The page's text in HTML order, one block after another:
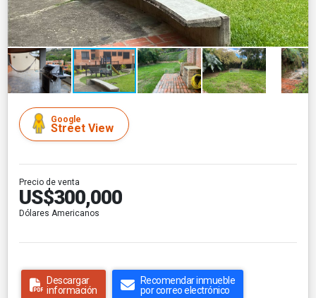
Google
Street View
Precio de venta
US$300,000
Dólares Americanos
Descargar
información
Recomendar inmueble
por correo electrónico